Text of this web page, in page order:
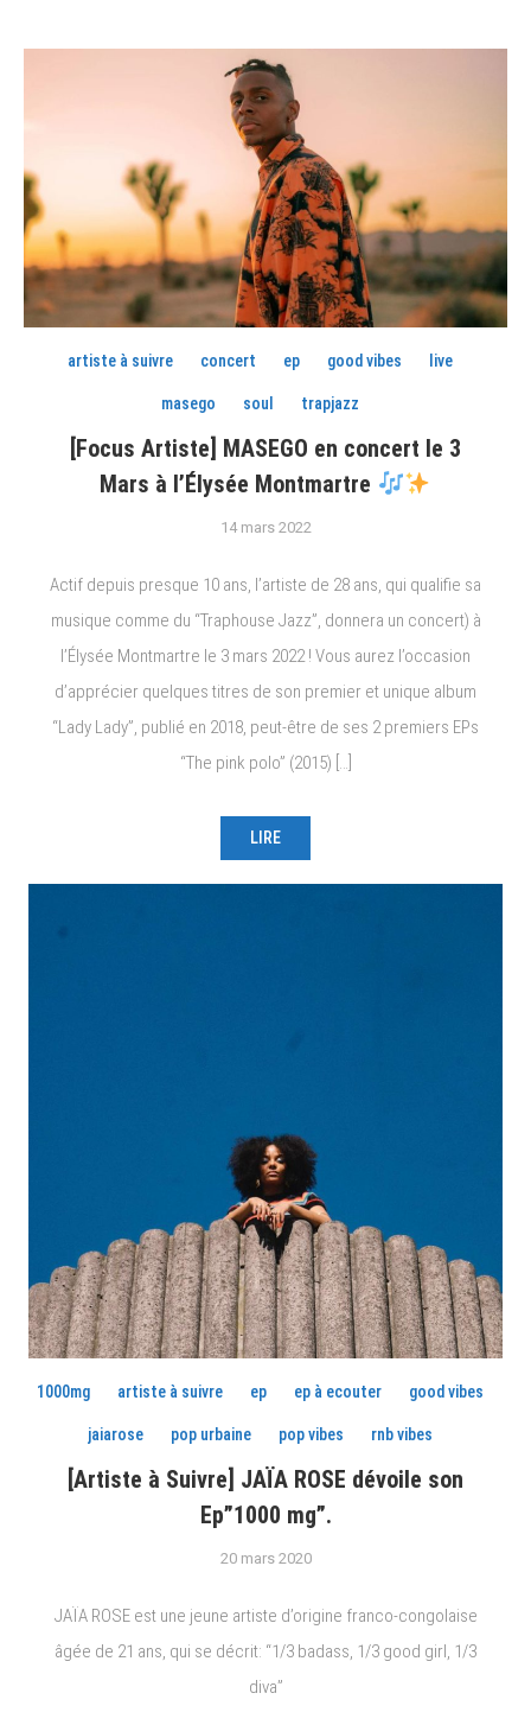
artiste à suivre concert ep good vibes live
masego soul trapjazz
[Focus Artiste] MASEGO en concert le 3
Mars à l’Élysée Montmartre
14 mars 2022
Actif depuis presque 10 ans, l’artiste de 28 ans, qui qualifie sa
musique comme du “Traphouse Jazz”, donnera un concert) à
l’Élysée Montmartre le 3 mars 2022 ! Vous aurez l’occasion
d’apprécier quelques titres de son premier et unique album
“Lady Lady”, publié en 2018, peut-être de ses 2 premiers EPs
“The pink polo” (2015) […]
LIRE
1000mg artiste à suivre ep ep à ecouter good vibes
jaiarose pop urbaine pop vibes rnb vibes
[Artiste à Suivre] JAÏA ROSE dévoile son
Ep”1000 mg”.
20 mars 2020
JAÏA ROSE est une jeune artiste d’origine franco-congolaise
âgée de 21 ans, qui se décrit: “1/3 badass, 1/3 good girl, 1/3
diva”